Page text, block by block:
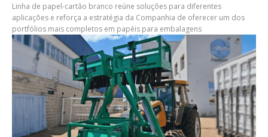
Linha de papel-cartão branco reúne soluções para diferentes
aplicações e reforça a estratégia da Companhia de oferecer um dos
portfólios mais completos em papéis para embalagens